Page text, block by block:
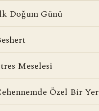
Doğum Günü
Meselesi
Özel Bir Yer